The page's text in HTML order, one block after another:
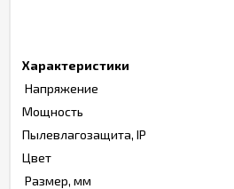
Характеристики
Напряжение
Мощность
Пылевлагозащита, IP
Цвет
Размер, мм